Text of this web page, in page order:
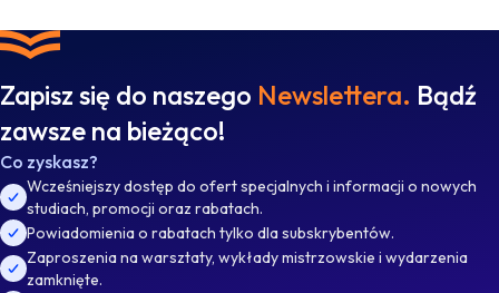
Zapisz się do naszego Newslettera. Bądź
zawsze na bieżąco!
Co zyskasz?
Wcześniejszy dostęp do ofert specjalnych i informacji o nowych
studiach, promocji oraz rabatach.
Powiadomienia o rabatach tylko dla subskrybentów.
Zaproszenia na warsztaty, wykłady mistrzowskie i wydarzenia
zamknięte.